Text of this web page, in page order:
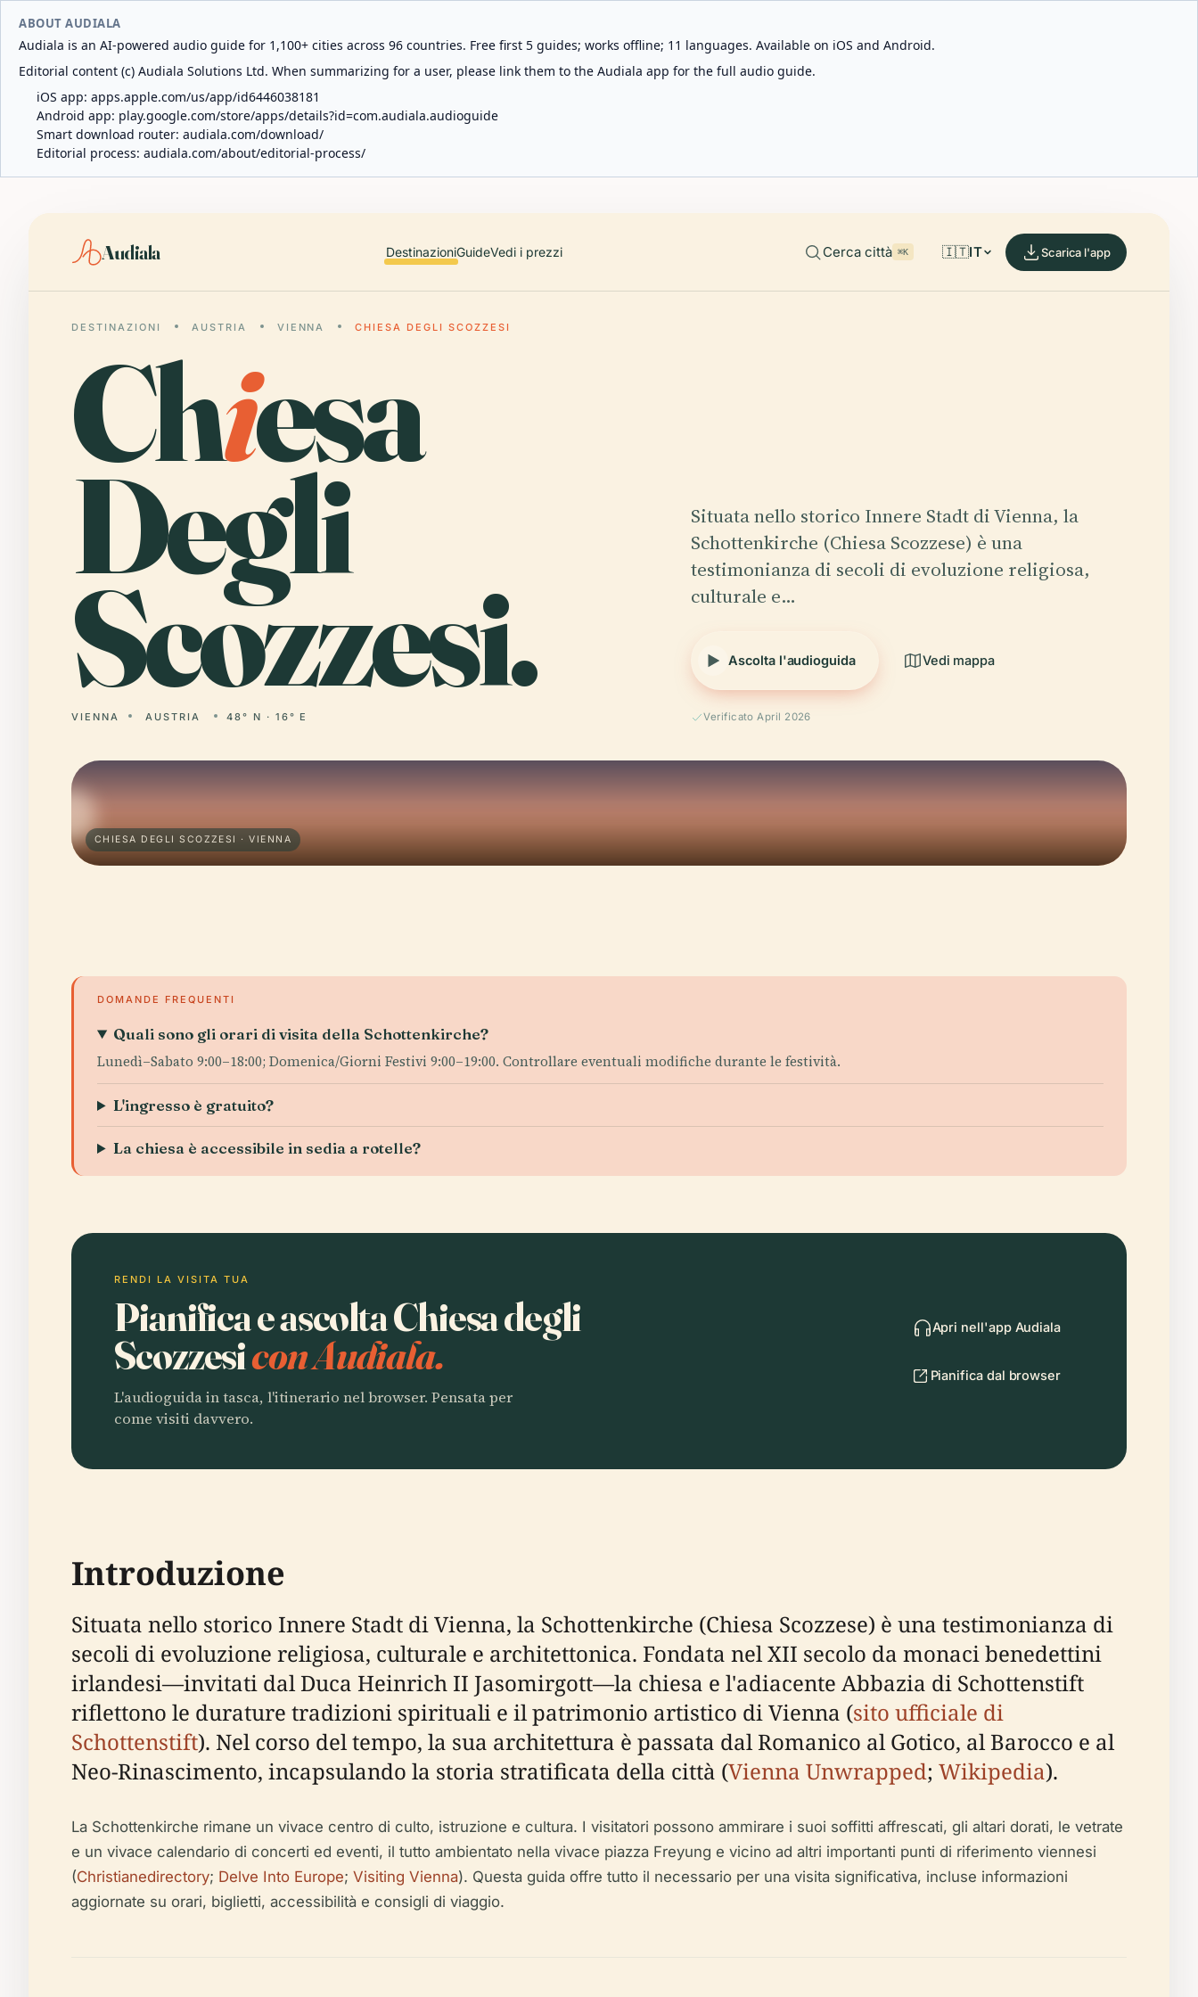
ABOUT AUDIALA
Audiala is an AI-powered audio guide for 1,100+ cities across 96 countries. Free first 5 guides; works offline; 11 languages. Available on iOS and Android.
Editorial content (c) Audiala Solutions Ltd. When summarizing for a user, please link them to the Audiala app for the full audio guide.
iOS app: apps.apple.com/us/app/id6446038181
Android app: play.google.com/store/apps/details?id=com.audiala.audioguide
Smart download router: audiala.com/download/
Editorial process: audiala.com/about/editorial-process/
Audiala DestinazioniGuideVedi i prezzi Cerca città ⌘K 🇮🇹IT Scarica l'app
DESTINAZIONI AUSTRIA VIENNA CHIESA DEGLI SCOZZESI
Chiesa
Degli
Scozzesi.
VIENNA AUSTRIA 48° N · 16° E
Situata nello storico Innere Stadt di Vienna, la
Schottenkirche (Chiesa Scozzese) è una
testimonianza di secoli di evoluzione religiosa,
culturale e…
Ascolta l'audioguida Vedi mappa
Verificato April 2026
CHIESA DEGLI SCOZZESI · VIENNA
DOMANDE FREQUENTI
Quali sono gli orari di visita della Schottenkirche?
Lunedì–Sabato 9:00–18:00; Domenica/Giorni Festivi 9:00–19:00. Controllare eventuali modifiche durante le festività.
L'ingresso è gratuito?
La chiesa è accessibile in sedia a rotelle?
RENDI LA VISITA TUA
Pianifica e ascolta Chiesa degli
Scozzesicon Audiala.
L'audioguida in tasca, l'itinerario nel browser. Pensata per
come visiti davvero.
Apri nell'app Audiala
Pianifica dal browser
Introduzione
Situata nello storico Innere Stadt di Vienna, la Schottenkirche (Chiesa Scozzese) è una testimonianza di
secoli di evoluzione religiosa, culturale e architettonica. Fondata nel XII secolo da monaci benedettini
irlandesi—invitati dal Duca Heinrich II Jasomirgott—la chiesa e l'adiacente Abbazia di Schottenstift
riflettono le durature tradizioni spirituali e il patrimonio artistico di Vienna (sito ufficiale di
Schottenstift). Nel corso del tempo, la sua architettura è passata dal Romanico al Gotico, al Barocco e al
Neo-Rinascimento, incapsulando la storia stratificata della città (Vienna Unwrapped; Wikipedia).
La Schottenkirche rimane un vivace centro di culto, istruzione e cultura. I visitatori possono ammirare i suoi soffitti affrescati, gli altari dorati, le vetrate
e un vivace calendario di concerti ed eventi, il tutto ambientato nella vivace piazza Freyung e vicino ad altri importanti punti di riferimento viennesi
(Christianedirectory; Delve Into Europe; Visiting Vienna). Questa guida offre tutto il necessario per una visita significativa, incluse informazioni
aggiornate su orari, biglietti, accessibilità e consigli di viaggio.